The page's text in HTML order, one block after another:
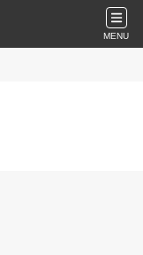
MENU